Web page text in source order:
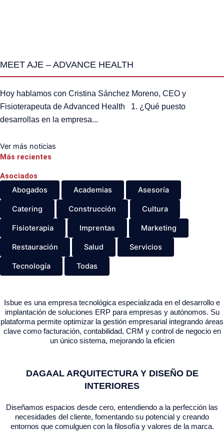
MEET AJE – ADVANCE HEALTH
Hoy hablamos con Cristina Sánchez Moreno, CEO y
Fisioterapeuta de Advanced Health 1. ¿Qué puesto
desarrollas en la empresa...
Ver más noticias
Más recientes
Asociados
Abogados
Academias Asesoría
Catering Construcción Cultura
Fisioterapia Imprentas Marketing
Restauración Salud Servicios
Tecnología Todas
Isbue es una empresa tecnológica especializada en el desarrollo e
implantación de soluciones ERP para empresas y autónomos. Su
plataforma permite optimizar la gestión empresarial integrando áreas
clave como facturación, contabilidad, CRM y control de negocio en
un único sistema, mejorando la eficien
DAGAAL ARQUITECTURA Y DISEÑO DE
INTERIORES
Diseñamos espacios desde cero, entendiendo a la perfección las
necesidades del cliente, fomentando su potencial y creando
entornos que comulguen con la filosofía y valores de la marca.